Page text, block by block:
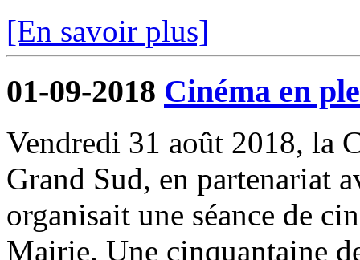
[En savoir plus]
01-09-2018 Cinéma en
Vendredi 31 août 2018, la
Grand Sud, en partenariat
organisait une séance de
Mairie. Une cinquantaine